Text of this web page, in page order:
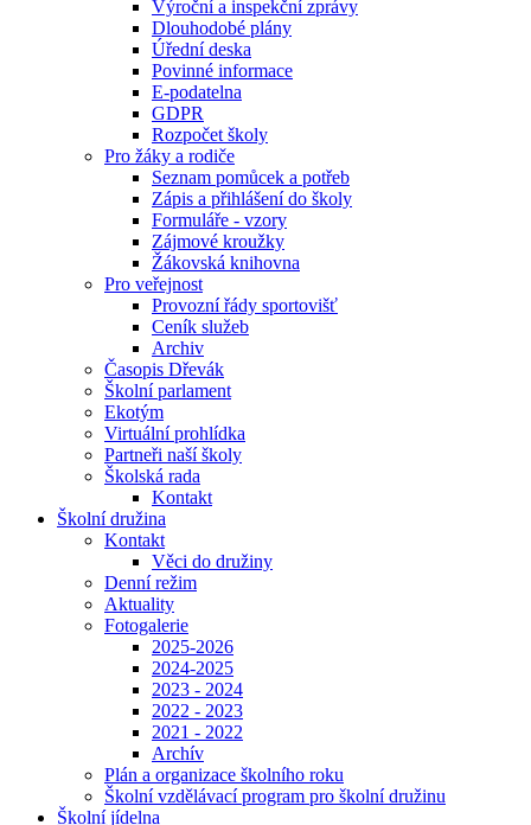
Výroční a inspekční zprávy
Dlouhodobé plány
Úřední deska
Povinné informace
E-podatelna
GDPR
Rozpočet školy
Pro žáky a rodiče
Seznam pomůcek a potřeb
Zápis a přihlášení do školy
Formuláře - vzory
Zájmové kroužky
Žákovská knihovna
Pro veřejnost
Provozní řády sportovišť
Ceník služeb
Archiv
Časopis Dřevák
Školní parlament
Ekotým
Virtuální prohlídka
Partneři naší školy
Školská rada
Kontakt
Školní družina
Kontakt
Věci do družiny
Denní režim
Aktuality
Fotogalerie
2025-2026
2024-2025
2023 - 2024
2022 - 2023
2021 - 2022
Archív
Plán a organizace školního roku
Školní vzdělávací program pro školní družinu
Školní jídelna